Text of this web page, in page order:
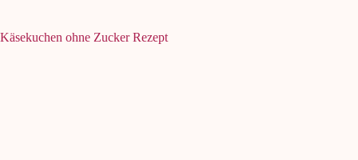
Käsekuchen ohne Zucker Rezept